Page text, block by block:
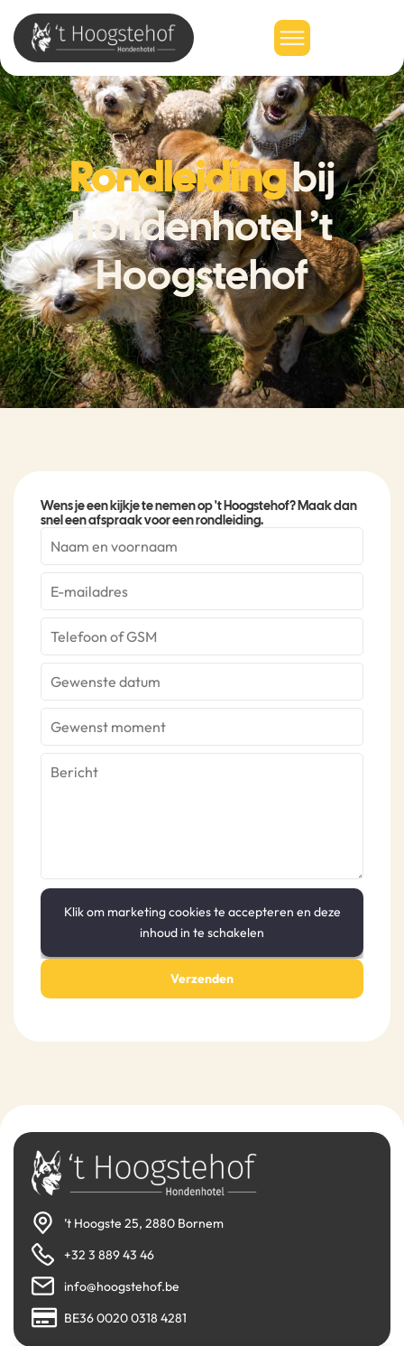
Rondleidingbij
hondenhotel ’t
Hoogstehof
Wens je een kijkje te nemen op 't Hoogstehof? Maak dan
snel een afspraak voor een rondleiding.
Klik om marketing cookies te accepteren en deze
inhoud in te schakelen
Verzenden
’t Hoogste 25, 2880 Bornem
+32 3 889 43 46
info@hoogstehof.be
BE36 0020 0318 4281